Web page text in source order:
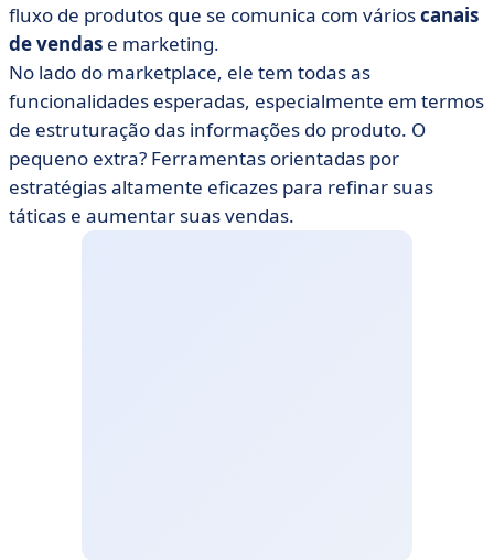
fluxo de produtos que se comunica com várioscanais
de vendas e marketing.
No lado do marketplace, ele tem todas as
funcionalidades esperadas, especialmente em termos
de estruturação das informações do produto. O
pequeno extra? Ferramentas orientadas por
estratégias altamente eficazes para refinar suas
táticas e aumentar suas vendas.